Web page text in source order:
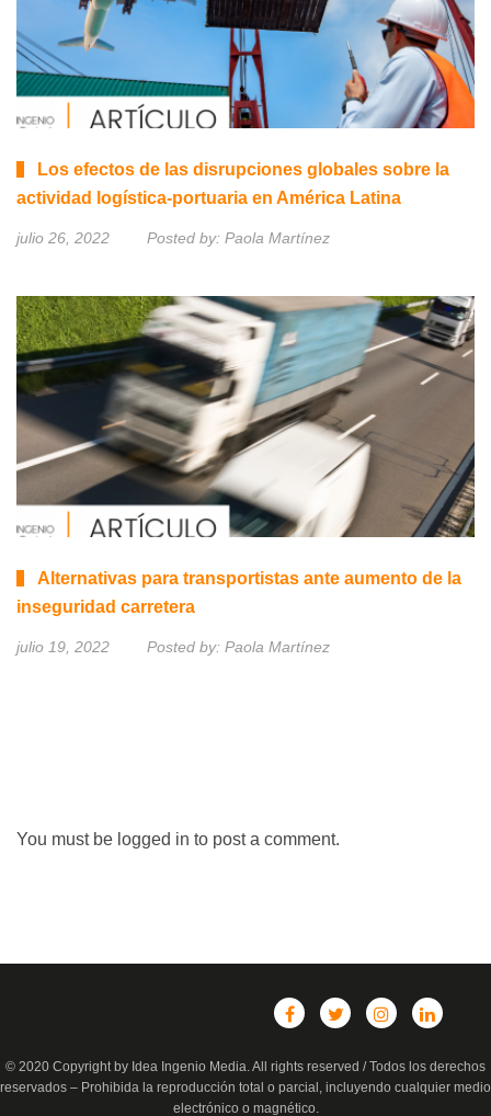
Los efectos de las disrupciones globales sobre la
actividad logística-portuaria en América Latina
julio 26, 2022 Posted by: Paola Martínez
Alternativas para transportistas ante aumento de la
inseguridad carretera
julio 19, 2022 Posted by: Paola Martínez
You must be logged in to post a comment.
© 2020 Copyright by Idea Ingenio Media. All rights reserved / Todos los derechos
reservados – Prohibida la reproducción total o parcial, incluyendo cualquier medio
electrónico o magnético.